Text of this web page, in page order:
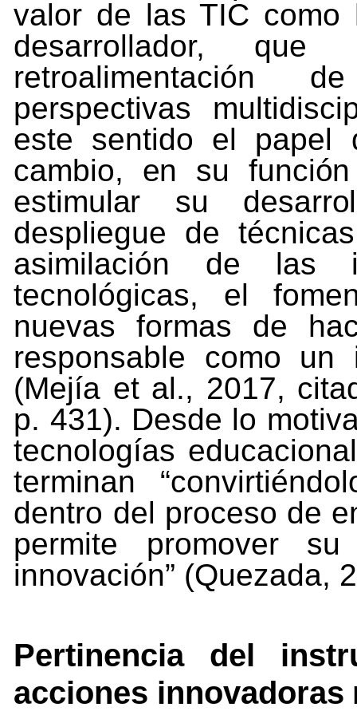
valor de las TIC como
desarrollador, que
retroalimentación
de
perspectivas
este
sentido el papel
cambio,
en su
función
estimular
su
despliegue de
asimilación de las
tecnológicas, el
nuevas
formas de
responsable
como un
(Mejía et al., 2017,
p. 431). Desde lo
tecnologías
terminan
dentro del proceso de
permite promover
innovación” (Quezada,
Pertinencia del
acciones innovadoras